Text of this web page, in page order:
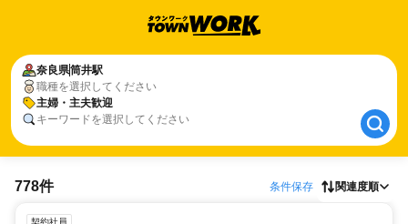
奈良県筒井駅
職種を選択してください
主婦・主夫歓迎
キーワードを選択してください
奈良県筒井駅
主婦・主夫歓迎
778件 条件保存 関連度順
契約社員